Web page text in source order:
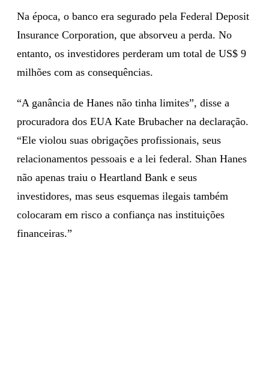
Na época, o banco era segurado pela Federal Deposit
Insurance Corporation, que absorveu a perda. No
entanto, os investidores perderam um total de US$ 9
milhões com as consequências.
“A ganância de Hanes não tinha limites”, disse a
procuradora dos EUA Kate Brubacher na declaração.
“Ele violou suas obrigações profissionais, seus
relacionamentos pessoais e a lei federal. Shan Hanes
não apenas traiu o Heartland Bank e seus
investidores, mas seus esquemas ilegais também
colocaram em risco a confiança nas instituições
financeiras.”